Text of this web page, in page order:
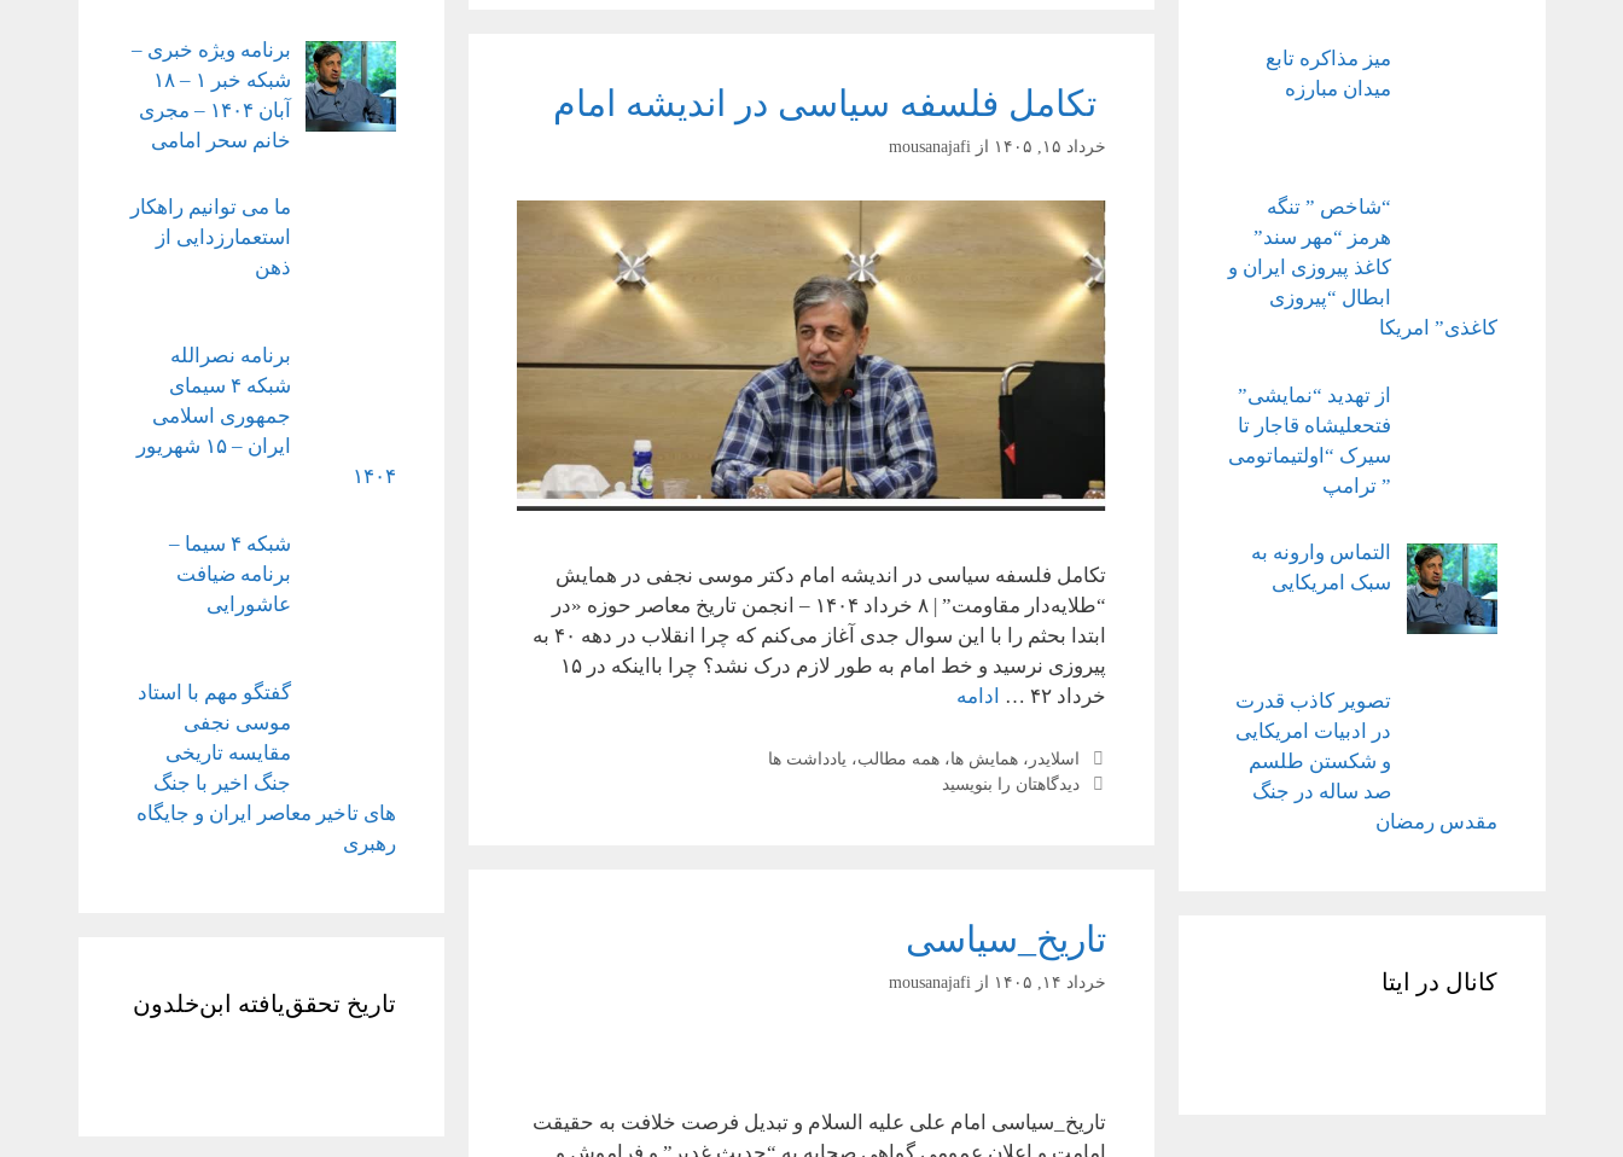
تکامل فلسفه سیاسی در اندیشه امام
خرداد ۱۵, ۱۴۰۵ از mousanajafi
تکامل فلسفه سیاسی در اندیشه امام دکتر موسی نجفی در همایش
“طلایه‌دار مقاومت” | ۸ خرداد ۱۴۰۴ – انجمن تاریخ معاصر حوزه «در
ابتدا بحثم را با این سوال جدی آغاز می‌کنم که چرا انقلاب در دهه ۴۰ به
پیروزی نرسید و خط امام به طور لازم درک نشد؟ چرا بااینکه در ۱۵
خرداد ۴۲ …
ادامه
دسته‌ها
اسلایدر ، همایش ها، همه مطالب، یادداشت ها
دیدگاهتان را بنویسید
تاریخ_سیاسی
خرداد ۱۴, ۱۴۰۵ از mousanajafi
تاریخ_سیاسی امام علی علیه السلام و تبدیل فرصت خلافت به حقیقت
برنامه ویژه خبری –
شبکه خبر ۱ – ۱۸
آبان ۱۴۰۴ – مجری
خانم سحر امامی
ما می توانیم راهکار
استعمارزدایی از
ذهن
برنامه نصرالله
شبکه ۴ سیمای
جمهوری اسلامی
ایران – ۱۵ شهریور
۱۴۰۴
شبکه ۴ سیما –
برنامه ضیافت
عاشورایی
گفتگو مهم با استاد
موسی نجفی
مقایسه تاریخی
جنگ اخیر با جنگ
های تاخیر معاصر ایران و جایگاه
رهبری
تاریخ تحقق‌یافته ابن‌خلدون
میز مذاکره تابع
میدان مبارزه
“شاخص ” تنگه
هرمز “مهر سند”
کاغذ پیروزی ایران و
ابطال “پیروزی
کاغذی” امریکا
از تهدید “نمایشی”
فتحعلیشاه قاجار تا
سیرک “اولتیماتومی
” ترامپ
التماس وارونه به
سبک امریکایی
تصویر کاذب قدرت
در ادبیات امریکایی
و شکستن طلسم
صد ساله در جنگ
مقدس رمضان
کانال در ایتا